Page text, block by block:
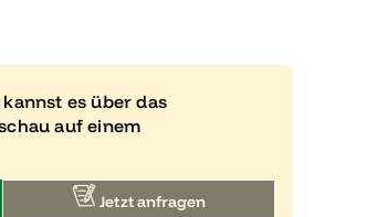
es über das
auf einem
Jetzt anfragen